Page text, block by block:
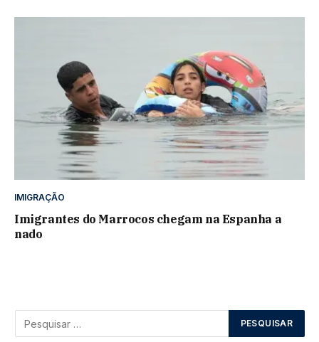
IMIGRAÇÃO
Imigrantes do Marrocos chegam na Espanha a
nado